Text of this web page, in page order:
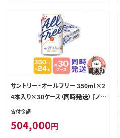
サントリー・オールフリー 350ml×2
4本入り×30ケース（同時発送） [ノン
アルコールビール ビール 缶 群馬
寄付金額
504,000円